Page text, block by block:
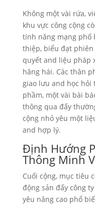
Không một vài rứa,
khu vực công cộng
tính năng mạng phố
thiệp, biểu đạt
quyết and liệu pháp
hăng hái. Các thân
giao lưu and học
phầm, một vài bài
thông qua đấy
cộng nhỏ yêu một
and hợp lý.
Định Hướng
Thông Minh
Cuối cộng, mục tiêu
động sản đấy công
yêu nâng cao phổ